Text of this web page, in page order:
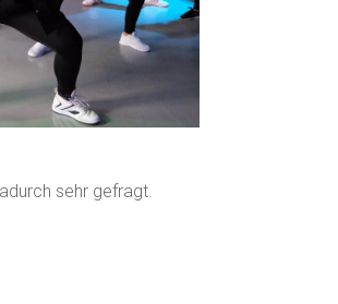
sehr gefragt.